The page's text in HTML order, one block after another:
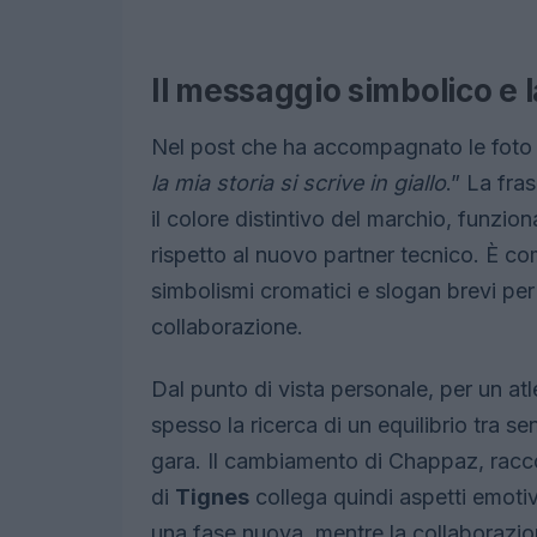
Il messaggio simbolico e
Nel post che ha accompagnato le foto
la mia storia si scrive in giallo.” La
il colore distintivo del marchio,
rispetto al nuovo partner tecnico. È
simbolismi cromatici e slogan brevi
collaborazione.
Dal punto di vista personale, per un
spesso la ricerca di un equilibrio tra
gara. Il cambiamento di Chappaz,
di Tignes collega quindi aspetti